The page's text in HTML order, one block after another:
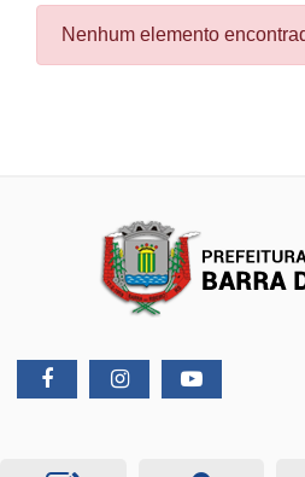
Nenhum elemento